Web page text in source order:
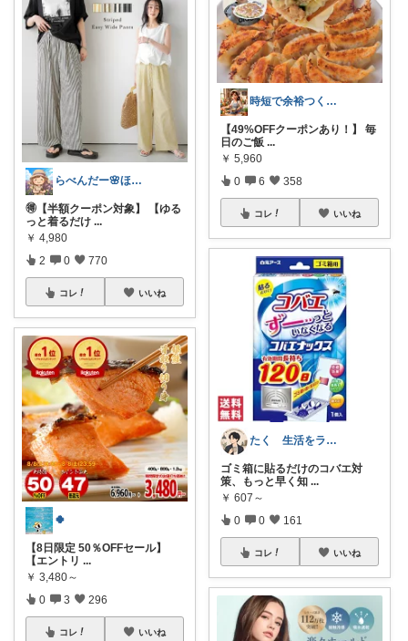
らべんだー🌸ほっと癒されるものを
🉐【半額クーポン対象】 【ゆる
っと着るだけ ...
￥ 4,980
2 0 770
コレ いいね
🍀
【8日限定 50％OFFセール】
【エントリ ...
￥ 3,480～
0 3 296
コレ いいね
時短で余裕つくる主婦🍀キッチン
【49%OFFクーポンあり！】 毎
日のご飯 ...
￥ 5,960
0 6 358
コレ いいね
たく 生活をラクにする生活雑貨
ゴミ箱に貼るだけのコバエ対
策、もっと早く知 ...
￥ 607～
0 0 161
コレ いいね